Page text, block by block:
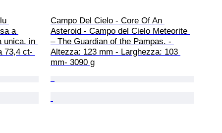
a
unica. in
73,4 ct-
Campo Del Cielo - Core Of An
Asteroid - Campo del Cielo Meteorite
– The Guardian of the Pampas. -
Altezza: 123 mm - Larghezza: 103
mm- 3090 g